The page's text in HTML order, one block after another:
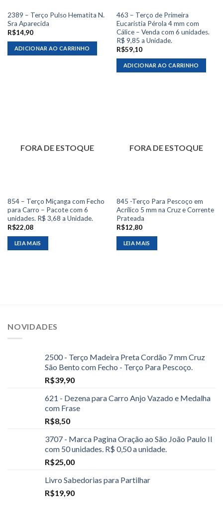
2389 – Terço Pulso Hematita N.
Sra Aparecida
R$14,90
ADICIONAR AO CARRINHO
463 – Terço de Primeira
Eucaristia Pérola 4 mm com
Cálice – Venda com 6 unidades.
R$ 9,85 a Unidade.
R$59,10
ADICIONAR AO CARRINHO
FORA DE ESTOQUE
854 – Terço Miçanga com Fecho
para Carro – Pacote com 6
unidades. R$ 3,68 a Unidade.
R$22,08
LEIA MAIS
FORA DE ESTOQUE
845 -Terço Para Pescoço em
Acrílico 5 mm na Cruz e Corrente
Prateada
R$12,80
LEIA MAIS
NOVIDADES
2500 - Terço Madeira Preta Cordão 7 mm Cruz
São Bento com Fecho - Terço Para Pescoço.
R$39,90
621 - Dezena para Carro Anjo Vazado e Medalha
com Frase
R$8,50
3707 - Marca Pagina Oração ao São João Paulo II
com 50 unidades. R$ 0,50 a unidade.
R$25,00
Livro Sabedorias para Partilhar
R$19,90